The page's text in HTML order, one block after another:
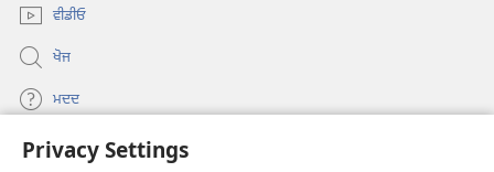
Privacy Settings
ਵੀਡੀਓ
ਖੋਜ
ਮਦਦ
ਦਾਨ